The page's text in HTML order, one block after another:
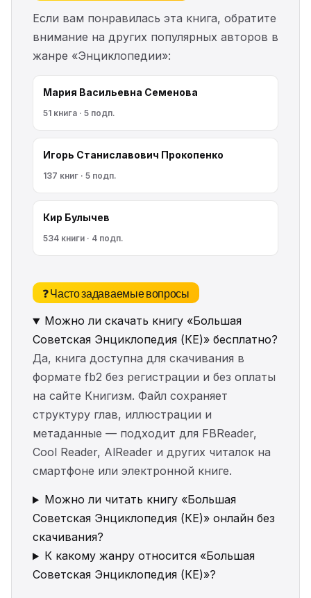
Если вам понравилась эта книга, обратите
внимание на других популярных авторов в
жанре «Энциклопедии»:
Мария Васильевна Семенова
51 книга · 5 подп.
Игорь Станиславович Прокопенко
137 книг · 5 подп.
Кир Булычев
534 книги · 4 подп.
❓ Часто задаваемые вопросы
Можно ли скачать книгу «Большая
Советская Энциклопедия (КЕ)» бесплатно?
Да, книга доступна для скачивания в
формате fb2 без регистрации и без оплаты
на сайте Книгизм. Файл сохраняет
структуру глав, иллюстрации и
метаданные — подходит для FBReader,
Cool Reader, AlReader и других читалок на
смартфоне или электронной книге.
Можно ли читать книгу «Большая
Советская Энциклопедия (КЕ)» онлайн без
скачивания?
К какому жанру относится «Большая
Советская Энциклопедия (КЕ)»?